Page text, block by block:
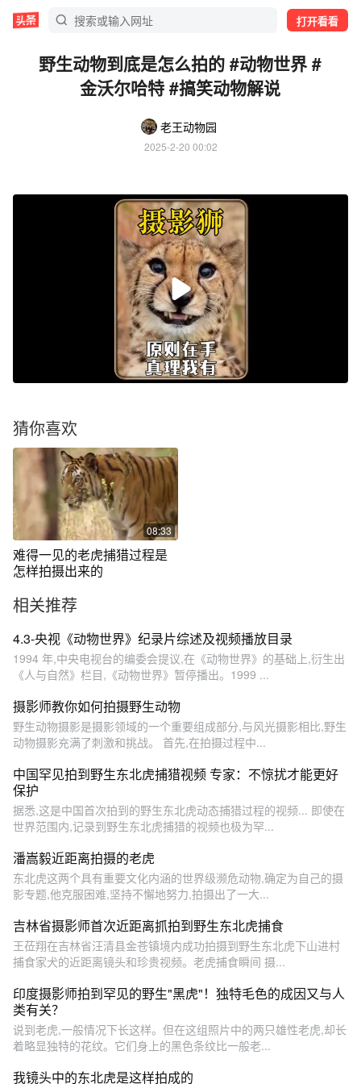
打开看看
野生动物到底是怎么拍的 #动物世界 #
金沃尔哈特 #搞笑动物解说
老王动物园
2025-2-20 00:02
猜你喜欢
08:33
难得一见的老虎捕猎过程是
怎样拍摄出来的
相关推荐
4.3-央视《动物世界》纪录片综述及视频播放目录
1994 年,中央电视台的编委会提议,在《动物世界》的基础上,衍生出
《人与自然》栏目,《动物世界》暂停播出。1999 ...
摄影师教你如何拍摄野生动物
野生动物摄影是摄影领域的一个重要组成部分,与风光摄影相比,野生
动物摄影充满了刺激和挑战。 首先,在拍摄过程中...
中国罕见拍到野生东北虎捕猎视频 专家：不惊扰才能更好
保护
据悉,这是中国首次拍到的野生东北虎动态捕猎过程的视频... 即使在
世界范围内,记录到野生东北虎捕猎的视频也极为罕...
潘嵩毅近距离拍摄的老虎
东北虎这两个具有重要文化内涵的世界级濒危动物,确定为自己的摄
影专题,他克服困难,坚持不懈地努力,拍摄出了一大...
吉林省摄影师首次近距离抓拍到野生东北虎捕食
王莅翔在吉林省汪清县金苍镇境内成功拍摄到野生东北虎下山进村
捕食家犬的近距离镜头和珍贵视频。老虎捕食瞬间 摄...
印度摄影师拍到罕见的野生"黑虎"！独特毛色的成因又与人
类有关？
说到老虎,一般情况下长这样。但在这组照片中的两只雄性老虎,却长
着略显独特的花纹。它们身上的黑色条纹比一般老...
我镜头中的东北虎是这样拍成的